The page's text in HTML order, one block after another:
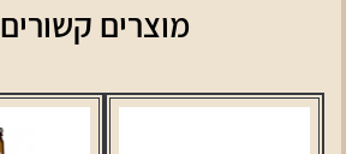
מוצרים קשורים